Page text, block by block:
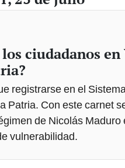
los ciudadanos
registrarse en el
Patria. Con este carnet
de Nicolás
vulnerabilidad.